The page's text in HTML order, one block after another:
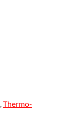
,Thermo-